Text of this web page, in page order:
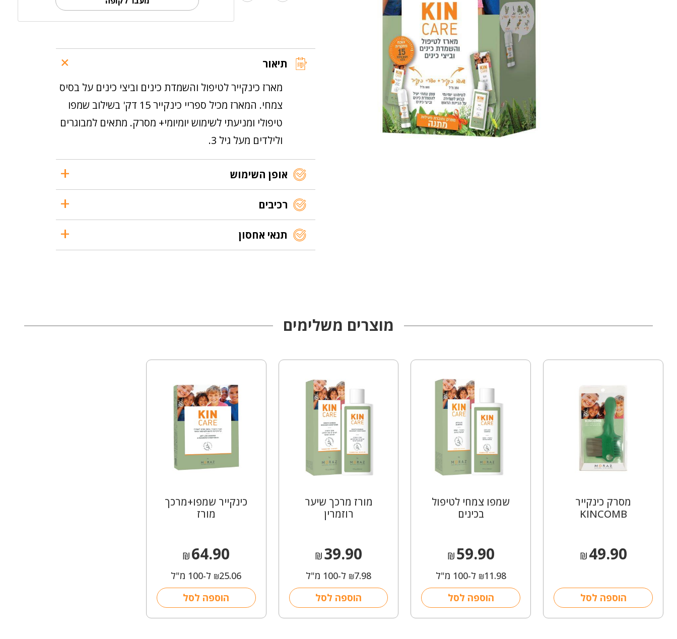
בקנייה זו ניתן לצבור כ-12 נק'
תיאור
מארז כינקייר לטיפול והשמדת כינים וביצי כינים על בסיס
צמחי. המארז מכיל ספריי כינקייר 15 דק' בשילוב שמפו
טיפולי ומניעתי לשימוש יומיומי+ מסרק. מתאים למבוגרים
ולילדים מעל גיל 3.
אופן השימוש
רכיבים
תנאי אחסון
מוצרים משלימים
מסרק כינקייר
KINCOMB
₪49.90
הוספה לסל
שמפו צמחי לטיפול
בכינים
₪59.90
₪11.98 ל-100 מ"ל
הוספה לסל
מורז מרכך שיער
רוזמרין
₪39.90
₪7.98 ל-100 מ"ל
הוספה לסל
כינקייר שמפו+מרכך
מורז
₪64.90
₪25.06 ל-100 מ"ל
הוספה לסל